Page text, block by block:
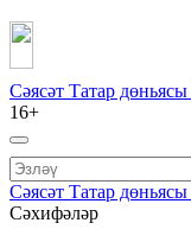
Сәясәт Татар дөньясы
16+
Сәясәт Татар дөньясы
Сәхифәләр